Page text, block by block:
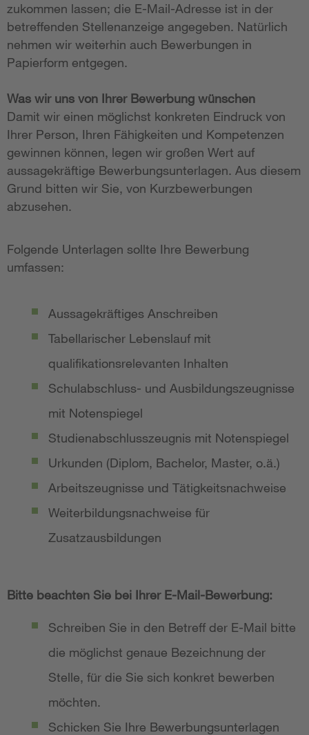
zukommen lassen; die E-Mail-Adresse ist in der
betreffenden Stellenanzeige angegeben. Natürlich
nehmen wir weiterhin auch Bewerbungen in
Papierform entgegen.
Was wir uns von Ihrer Bewerbung wünschen
Damit wir einen möglichst konkreten Eindruck von
Ihrer Person, Ihren Fähigkeiten und Kompetenzen
gewinnen können, legen wir großen Wert auf
aussagekräftige Bewerbungsunterlagen. Aus diesem
Grund bitten wir Sie, von Kurzbewerbungen
abzusehen.
Folgende Unterlagen sollte Ihre Bewerbung
umfassen:
Aussagekräftiges Anschreiben
Tabellarischer Lebenslauf mit
qualifikationsrelevanten Inhalten
Schulabschluss- und Ausbildungszeugnisse
mit Notenspiegel
Studienabschlusszeugnis mit Notenspiegel
Urkunden (Diplom, Bachelor, Master, o.ä.)
Arbeitszeugnisse und Tätigkeitsnachweise
Weiterbildungsnachweise für
Zusatzausbildungen
Bitte beachten Sie bei Ihrer E-Mail-Bewerbung:
Schreiben Sie in den Betreff der E-Mail bitte
die möglichst genaue Bezeichnung der
Stelle, für die Sie sich konkret bewerben
möchten.
Schicken Sie Ihre Bewerbungsunterlagen